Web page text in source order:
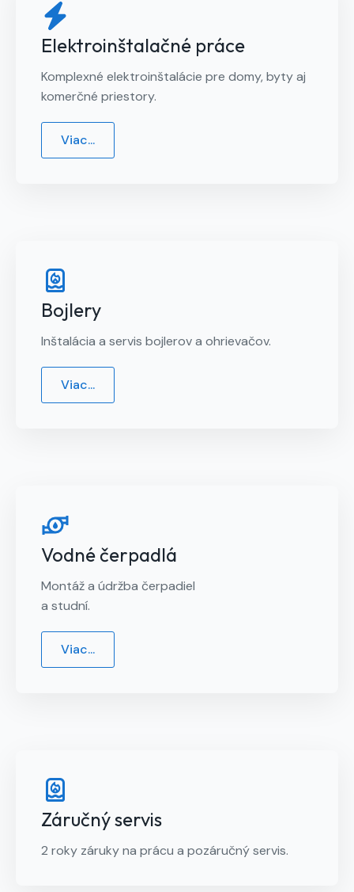
Elektroinštalačné práce
Komplexné elektroinštalácie pre domy, byty aj
komerčné priestory.
Viac...
Bojlery
Inštalácia a servis bojlerov a ohrievačov.
Viac...
Vodné čerpadlá
Montáž a údržba čerpadiel
a studní.
Viac...
Záručný servis
2 roky záruky na prácu a pozáručný servis.